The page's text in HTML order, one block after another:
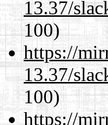
13.37/
100)
https://
13.37/
100)
https://